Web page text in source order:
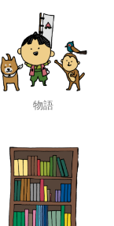
物語